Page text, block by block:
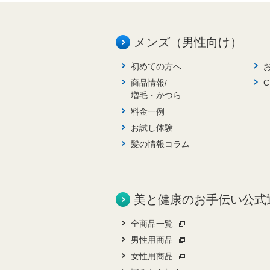
メンズ（男性向け）
初めての方へ
商品情報/
増毛・かつら
料金一例
お試し体験
髪の情報コラム
美と健康のお手伝い公式
全商品一覧
男性用商品
女性用商品